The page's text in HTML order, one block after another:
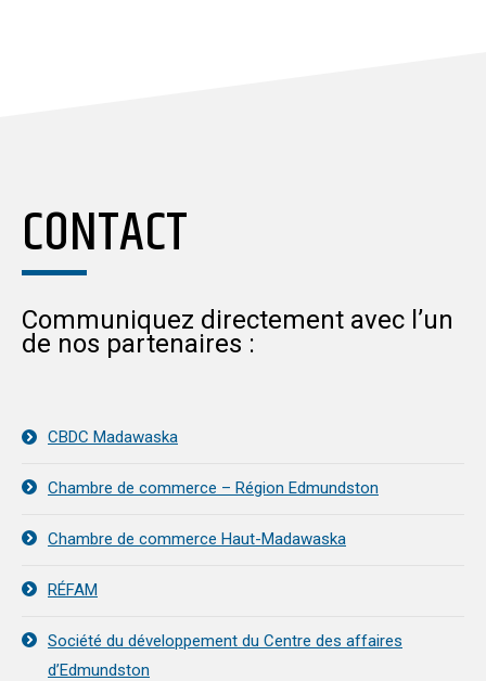
CONTACT
Communiquez directement avec l’un
de nos partenaires :
CBDC Madawaska
Chambre de commerce – Région Edmundston
Chambre de commerce Haut-Madawaska
RÉFAM
Société du développement du Centre des affaires
d’Edmundston